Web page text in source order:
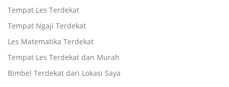
Tempat Les Terdekat
Tempat Ngaji Terdekat
Les Matematika Terdekat
Tempat Les Terdekat dan Murah
Bimbel Terdekat dari Lokasi Saya